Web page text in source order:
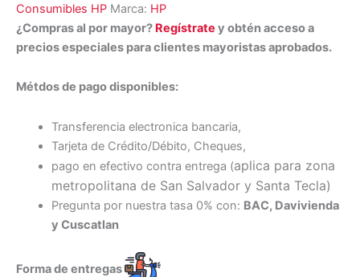
Consumibles HP Marca: HP
¿Compras al por mayor? Regístrate y obtén acceso a
precios especiales para clientes mayoristas aprobados.
Métdos de pago disponibles:
Transferencia electronica bancaria,
Tarjeta de Crédito/Débito, Cheques,
pago en efectivo contra entrega (aplica para zona
metropolitana de San Salvador y Santa Tecla)
Pregunta por nuestra tasa 0% con: BAC, Davivienda
y Cuscatlan
Forma de entregas